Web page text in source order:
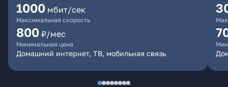
1000 мбит/сек
Максимальная скорость
800 ₽/мес
Минимальная цена
Домашний интернет, ТВ, мобильная связь